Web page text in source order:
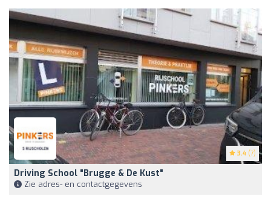
3.4 (7)
Driving School "Brugge & De Kust"
Zie adres- en contactgegevens